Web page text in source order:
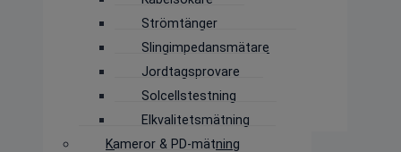
Strömtänger
Slingimpedansmätare
Jordtagsprovare
Solcellstestning
Elkvalitetsmätning
Kameror & PD-mätning